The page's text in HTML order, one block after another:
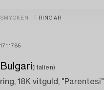
SMYCKEN RINGAR
1711785
Bulgari(Italien)
ring, 18K vitguld, "Parentesi"